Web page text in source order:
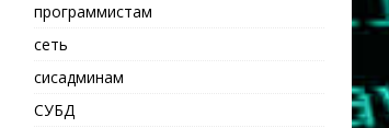
программистам
сеть
сисадминам
СУБД